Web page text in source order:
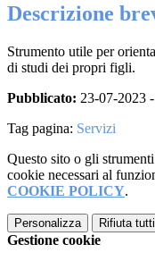
Descrizione
Strumento utile per
di studi dei propri figli.
Pubblicato: 23-07-2023 -
Tag pagina: Servizi
Questo sito o gli
cookie necessari al
COOKIE POLICY.
Personalizza Rifiuta tutti
Gestione cookie